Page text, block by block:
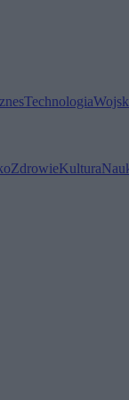
Technologia
ZdrowieKultura